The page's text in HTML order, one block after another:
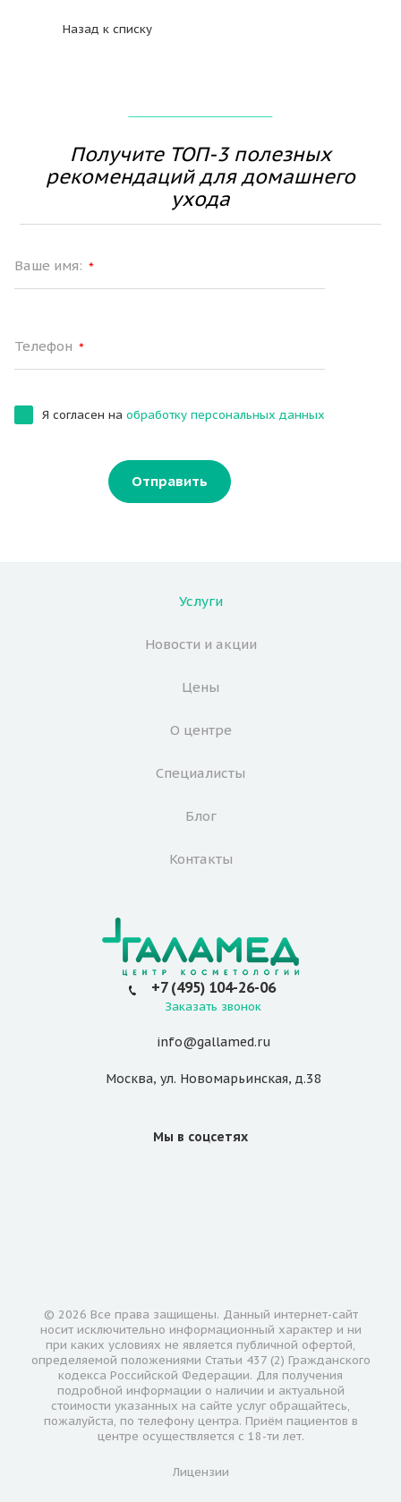
Назад к списку
Получите ТОП-3 полезных
рекомендаций для домашнего
ухода
Ваше имя: *
Телефон *
Я согласен на обработку персональных данных
Отправить
Услуги
Новости и акции
Цены
О центре
Специалисты
Блог
Контакты
+7 (495) 104-26-06
Заказать звонок
info@gallamed.ru
Москва, ул. Новомарьинская, д.38
Мы в соцсетях
© 2026 Все права защищены. Данный интернет-сайт
носит исключительно информационный характер и ни
при каких условиях не является публичной офертой,
определяемой положениями Статьи 437 (2) Гражданского
кодекса Российской Федерации. Для получения
подробной информации о наличии и актуальной
стоимости указанных на сайте услуг обращайтесь,
пожалуйста, по телефону центра. Приём пациентов в
центре осуществляется с 18-ти лет.
Лицензии